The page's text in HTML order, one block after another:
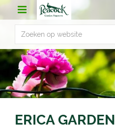
r
n
t
ERICA GARDEN